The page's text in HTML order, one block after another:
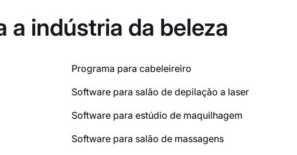
a indústria da beleza
Programa para cabeleireiro
Software para salão de depilação a laser
Software para estúdio de maquilhagem
Software para salão de massagens